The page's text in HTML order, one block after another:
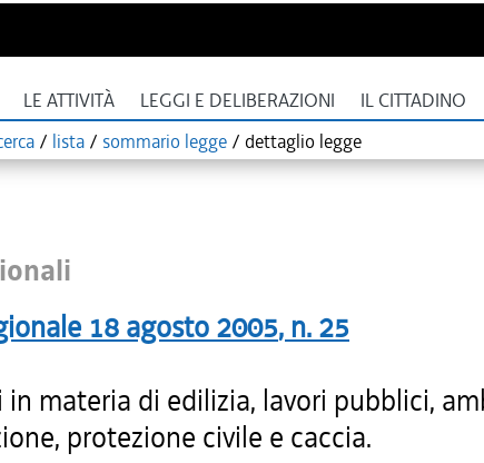
LE ATTIVITÀ LEGGI E DELIBERAZIONI IL CITTADINO
/ lista / sommario legge / dettaglio legge
18 agosto 2005, n. 25
in materia di edilizia, lavori pubblici,
protezione civile e caccia.